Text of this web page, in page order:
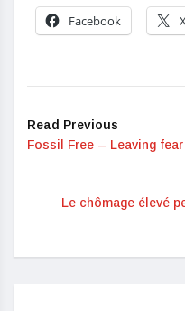
Facebook
Read Previous
Fossil Free – Leaving fear
Le chômage élevé